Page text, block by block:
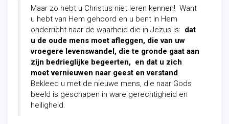
Maar zo hebt u Christus niet leren kennen! Want
u hebt van Hem gehoord en u bent in Hem
onderricht naar de waarheid die in Jezus is: dat
u de oude mens moet afleggen, die van uw
vroegere levenswandel, die te gronde gaat aan
zijn bedrieglijke begeerten, en dat u zich
moet vernieuwen naar geest en verstand.
Bekleed u met de nieuwe mens, die naar Gods
beeld is geschapen in ware gerechtigheid en
heiligheid.